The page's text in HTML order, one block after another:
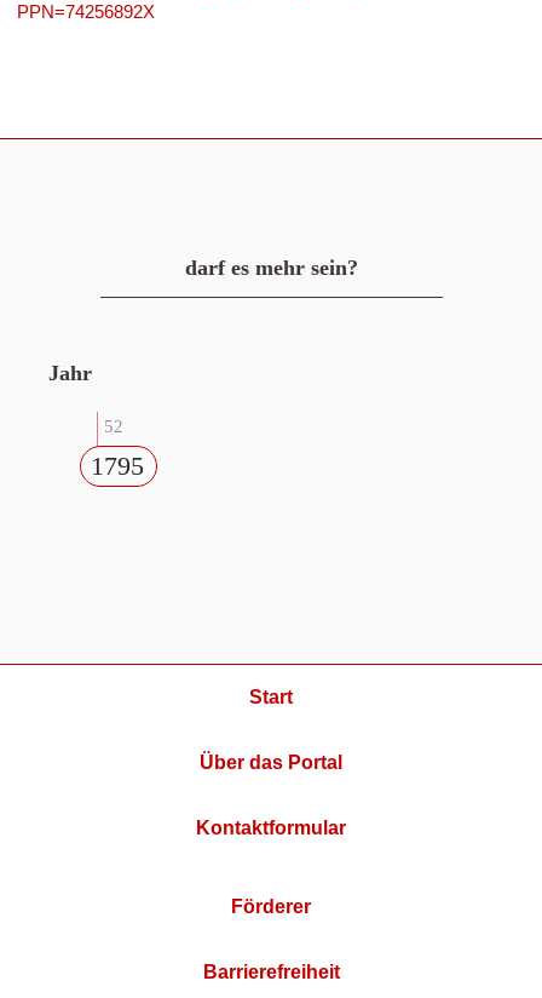
PPN=74256892X
darf es mehr sein?
Jahr
52
1795
Start
Über das Portal
Kontaktformular
Förderer
Barrierefreiheit